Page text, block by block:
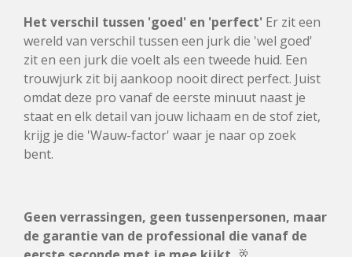
Het verschil tussen 'goed' en 'perfect' Er zit een
wereld van verschil tussen een jurk die 'wel goed'
zit en een jurk die voelt als een tweede huid. Een
trouwjurk zit bij aankoop nooit direct perfect. Juist
omdat deze pro vanaf de eerste minuut naast je
staat en elk detail van jouw lichaam en de stof ziet,
krijg je die 'Wauw-factor' waar je naar op zoek
bent.
Geen verrassingen, geen tussenpersonen, maar
de garantie van de professional die vanaf de